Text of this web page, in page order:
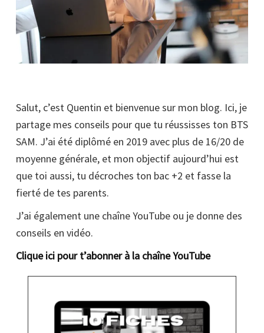
Salut, c’est Quentin et bienvenue sur mon blog. Ici, je
partage mes conseils pour que tu réussisses ton BTS
SAM. J’ai été diplômé en 2019 avec plus de 16/20 de
moyenne générale, et mon objectif aujourd’hui est
que toi aussi, tu décroches ton bac +2 et fasse la
fierté de tes parents.
J’ai également une chaîne YouTube ou je donne des
conseils en vidéo.
Clique ici pour t’abonner à la chaîne YouTube